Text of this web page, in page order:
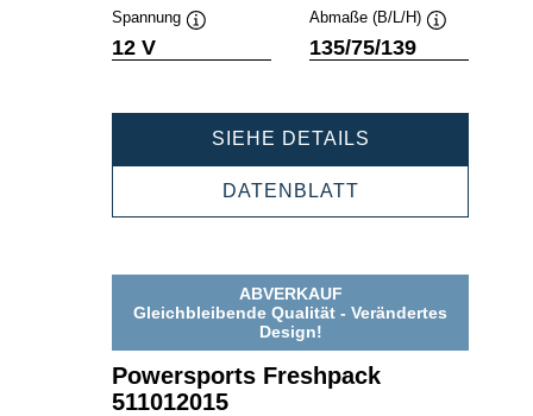
Spannung
12 V
Abmaße (B/L/H)
135/75/139
SIEHE DETAILS
DATENBLATTPOWERSPORTS
ABVERKAUF
Gleichbleibende Qualität - Verändertes
Design!
Powersports Freshpack
511012015